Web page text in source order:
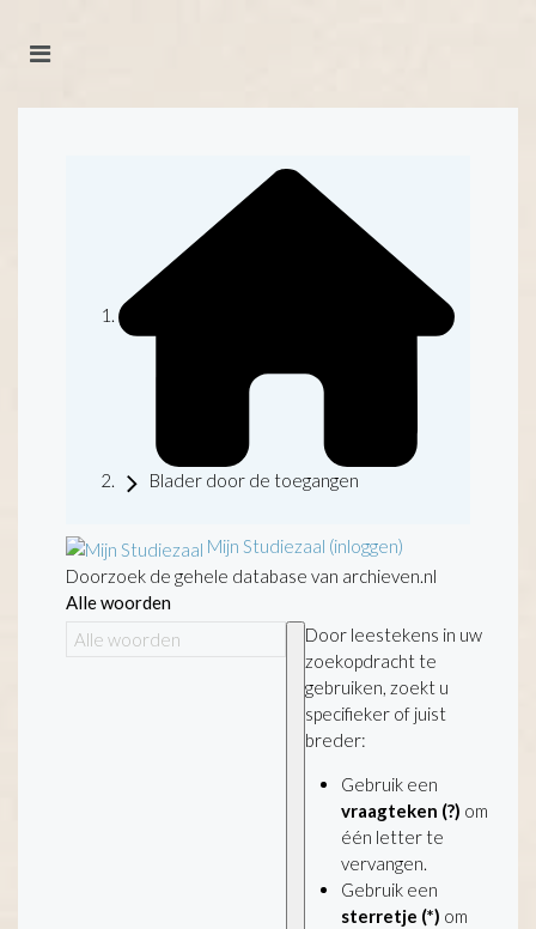
Blader door de toegangen
Mijn Studiezaal (inloggen)
Doorzoek de gehele database van archieven.nl
Alle woorden
Door leestekens in uw
zoekopdracht te
gebruiken, zoekt u
specifieker of juist
breder:
Gebruik een
vraagteken (?) om
één letter te
vervangen.
Gebruik een
sterretje (*) om